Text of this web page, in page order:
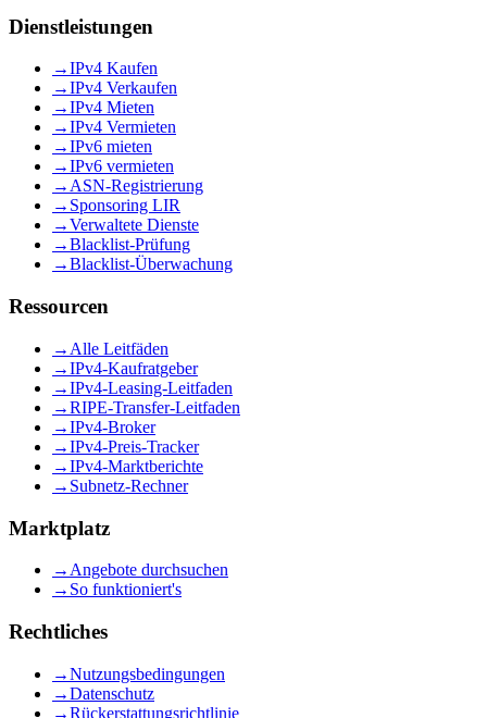
Dienstleistungen
→IPv4 Kaufen
→IPv4 Verkaufen
→IPv4 Mieten
→IPv4 Vermieten
→IPv6 mieten
→IPv6 vermieten
→ASN-Registrierung
→ Sponsoring LIR
→Verwaltete Dienste
→Blacklist-Prüfung
→Blacklist-Überwachung
Ressourcen
→ Alle Leitfäden
→IPv4-Kaufratgeber
→IPv4-Leasing-Leitfaden
→RIPE-Transfer-Leitfaden
→IPv4-Broker
→IPv4-Preis-Tracker
→IPv4-Marktberichte
→ Subnetz-Rechner
Marktplatz
→ Angebote durchsuchen
→ So funktioniert's
Rechtliches
→Nutzungsbedingungen
→Datenschutz
→Rückerstattungsrichtlinie